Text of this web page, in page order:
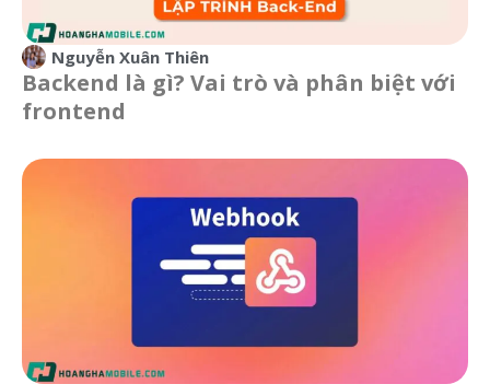
Nguyễn Xuân Thiên
Backend là gì? Vai trò và phân biệt với
frontend